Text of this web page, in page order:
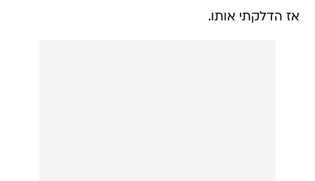
אז הדלקתי אותו.